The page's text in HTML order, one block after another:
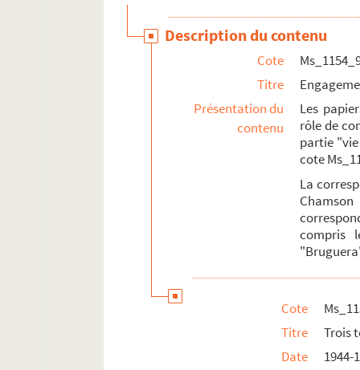
Description du contenu
Cote
Titre
Présentation du
contenu
Les
rôle de
partie
cote
La
compris
Cote
Titre
Trois
Date
1944-